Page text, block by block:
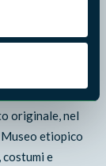
primi del
dal
decorati
originale, nel
etiopico
e